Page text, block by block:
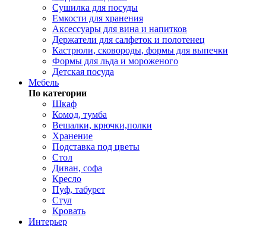
Сушилка для посуды
Емкости для хранения
Аксессуары для вина и напитков
Держатели для салфеток и полотенец
Кастрюли, сковороды, формы для выпечки
Формы для льда и мороженого
Детская посуда
Мебель
По категории
Шкаф
Комод, тумба
Вешалки, крючки,полки
Хранение
Подставка под цветы
Стол
Диван, софа
Кресло
Пуф, табурет
Стул
Кровать
Интерьер